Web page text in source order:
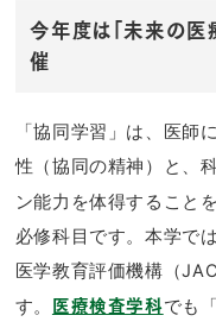
今年度は「未来の医
催
「協同学習」は、医師
性（協同の精神）と、
ン能力を体得すること
必修科目です。本学で
医学教育評価機構（
す。
医療検査学科でも